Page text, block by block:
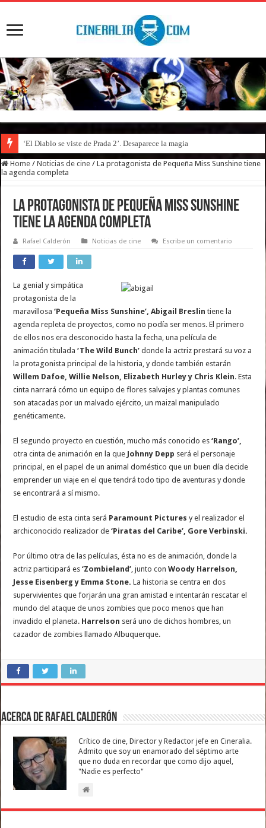
‘El Diablo se viste de Prada 2’. Desaparece la magia
Home / Noticias de cine / La protagonista de Pequeña Miss Sunshine tiene
la agenda completa
La protagonista de Pequeña Miss Sunshine
tiene la agenda completa
Rafael Calderón Noticias de cine Escribe un comentario
La genial y simpática
protagonista de la
maravillosa‘Pequeña Miss Sunshine’, Abigail Breslin tiene la
agenda repleta de proyectos, como no podía ser menos. El primero
de ellos nos era desconocido hasta la fecha, una película de
animación titulada‘The Wild Bunch’ donde la actriz prestará su voz a
la protagonista principal de la historia, y donde también estarán
Willem Dafoe, Willie Nelson, Elizabeth Hurley y Chris Klein. Esta
cinta narrará cómo un equipo de flores salvajes y plantas comunes
son atacadas por un malvado ejército, un maizal manipulado
genéticamente.
El segundo proyecto en cuestión, mucho más conocido es‘Rango’,
otra cinta de animación en la que Johnny Depp será el personaje
principal, en el papel de un animal doméstico que un buen día decide
emprender un viaje en el que tendrá todo tipo de aventuras y donde
se encontrará a sí mismo.
El estudio de esta cinta será Paramount Pictures y el realizador el
archiconocido realizador de‘Piratas del Caribe’, Gore Verbinski.
Por último otra de las películas, ésta no es de animación, donde la
actriz participará es‘Zombieland’, junto conWoody Harrelson,
Jesse Eisenberg y Emma Stone.La historia se centra en dos
supervivientes que forjarán una gran amistad e intentarán rescatar el
mundo del ataque de unos zombies que poco menos que han
invadido el planeta. Harrelson será uno de dichos hombres, un
cazador de zombies llamado Albuquerque.
Acerca de Rafael Calderón
Crítico de cine, Director y Redactor jefe en Cineralia.
Admito que soy un enamorado del séptimo arte
que no duda en recordar que como dijo aquel,
"Nadie es perfecto"